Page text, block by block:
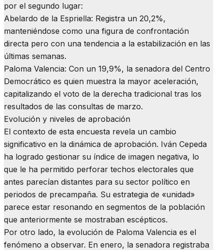
por el segundo lugar:
​Abelardo de la Espriella: Registra un 20,2%,
manteniéndose como una figura de confrontación
directa pero con una tendencia a la estabilización en las
últimas semanas.
​Paloma Valencia: Con un 19,9%, la senadora del Centro
Democrático es quien muestra la mayor aceleración,
capitalizando el voto de la derecha tradicional tras los
resultados de las consultas de marzo.
​Evolución y niveles de aprobación
​El contexto de esta encuesta revela un cambio
significativo en la dinámica de aprobación. Iván Cepeda
ha logrado gestionar su índice de imagen negativa, lo
que le ha permitido perforar techos electorales que
antes parecían distantes para su sector político en
periodos de precampaña. Su estrategia de «unidad»
parece estar resonando en segmentos de la población
que anteriormente se mostraban escépticos.
​Por otro lado, la evolución de Paloma Valencia es el
fenómeno a observar. En enero, la senadora registraba